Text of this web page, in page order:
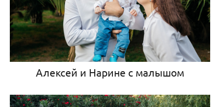
Алексей и Нарине с малышом